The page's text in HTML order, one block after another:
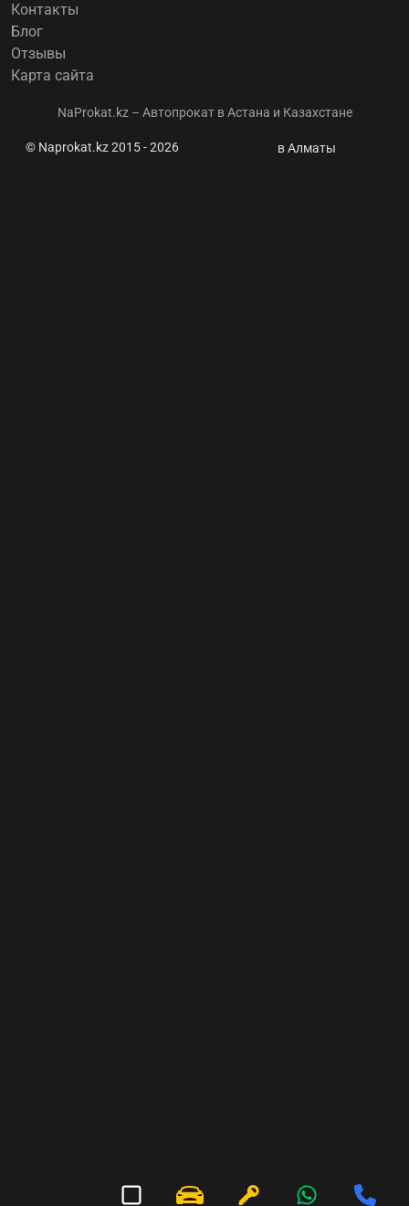
Контакты
Блог
Отзывы
Карта сайта
NaProkat.kz – Автопрокат в Астана и Казахстане
© Naprokat.kz 2015 - 2026
Жаңалықтарв Алматы